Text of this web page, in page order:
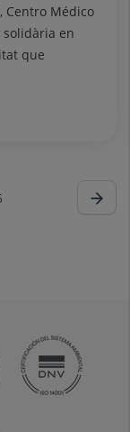
Centro Médico
en
que